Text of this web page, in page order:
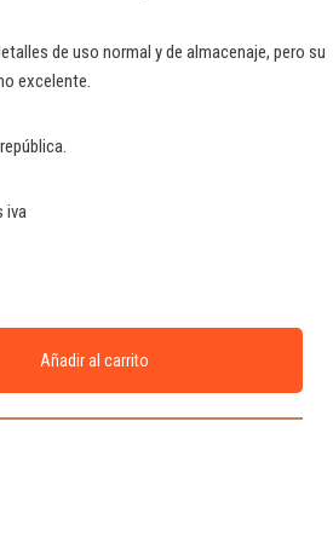
de uso normal y de almacenaje, pero su
excelente.
iva
Añadir al carrito